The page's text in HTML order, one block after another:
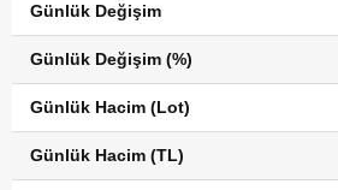
Günlük Değişim
Günlük Değişim (%)
Günlük Hacim (Lot)
Günlük Hacim (TL)